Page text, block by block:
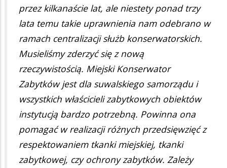
przez kilkanaście lat, ale niestety ponad trzy
lata temu takie uprawnienia nam odebrano w
ramach centralizacji służb konserwatorskich.
Musieliśmy zderzyć się z nową
rzeczywistością. Miejski Konserwator
Zabytków jest dla suwalskiego samorządu i
wszystkich właścicieli zabytkowych obiektów
instytucją bardzo potrzebną. Powinna ona
pomagać w realizacji różnych przedsięwzięć z
respektowaniem tkanki miejskiej, tkanki
zabytkowej, czy ochrony zabytków. Zależy